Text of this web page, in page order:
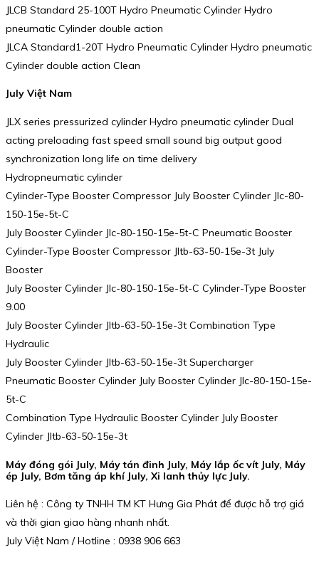
JLCB Standard 25-100T Hydro Pneumatic Cylinder Hydro
pneumatic Cylinder double action
JLCA Standard1-20T Hydro Pneumatic Cylinder Hydro pneumatic
Cylinder double action Clean
July Việt Nam
JLX series pressurized cylinder Hydro pneumatic cylinder Dual
acting preloading fast speed small sound big output good
synchronization long life on time delivery
Hydropneumatic cylinder
Cylinder-Type Booster Compressor July Booster Cylinder Jlc-80-
150-15e-5t-C
July Booster Cylinder Jlc-80-150-15e-5t-C Pneumatic Booster
Cylinder-Type Booster Compressor Jltb-63-50-15e-3t July
Booster
July Booster Cylinder Jlc-80-150-15e-5t-C Cylinder-Type Booster
9.00
July Booster Cylinder Jltb-63-50-15e-3t Combination Type
Hydraulic
July Booster Cylinder Jltb-63-50-15e-3t Supercharger
Pneumatic Booster Cylinder July Booster Cylinder Jlc-80-150-15e-
5t-C
Combination Type Hydraulic Booster Cylinder July Booster
Cylinder Jltb-63-50-15e-3t
Máy đóng gói July, Máy tán đinh July, Máy lắp ốc vít July, Máy
ép July, Bơm tăng áp khí July, Xi lanh thủy lực July.
Liên hệ : Công ty TNHH TM KT Hưng Gia Phát để được hỗ trợ giá
và thời gian giao hàng nhanh nhất.
July Việt Nam / Hotline : 0938 906 663